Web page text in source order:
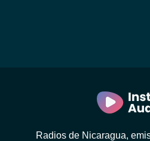
Radios de Nicaragua,